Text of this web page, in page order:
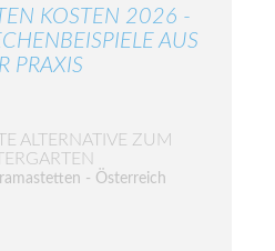
KOSTEN 2026 -
AUS
PRAXIS
ALTERNATIVE ZUM
- Österreich